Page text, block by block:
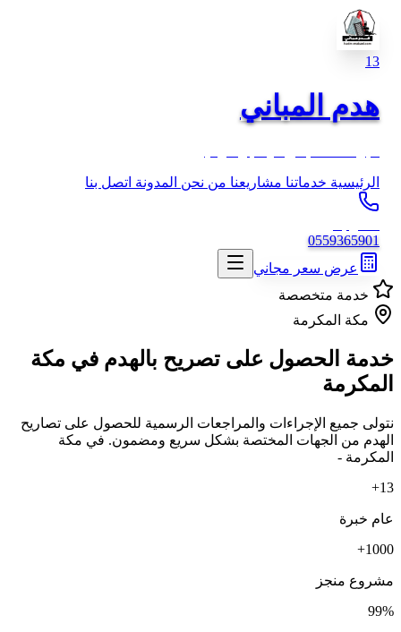
13
هدم المباني
الرئيسية خدماتنا مشاريعنا من نحن المدونة اتصل بنا
0559365901
عرض سعر مجاني
خدمة متخصصة
مكة المكرمة
خدمة الحصول على تصريح بالهدم في مكة
المكرمة
نتولى جميع الإجراءات والمراجعات الرسمية للحصول على تصاريح
الهدم من الجهات المختصة بشكل سريع ومضمون. في مكة
المكرمة -
13+
عام خبرة
1000+
مشروع منجز
99%